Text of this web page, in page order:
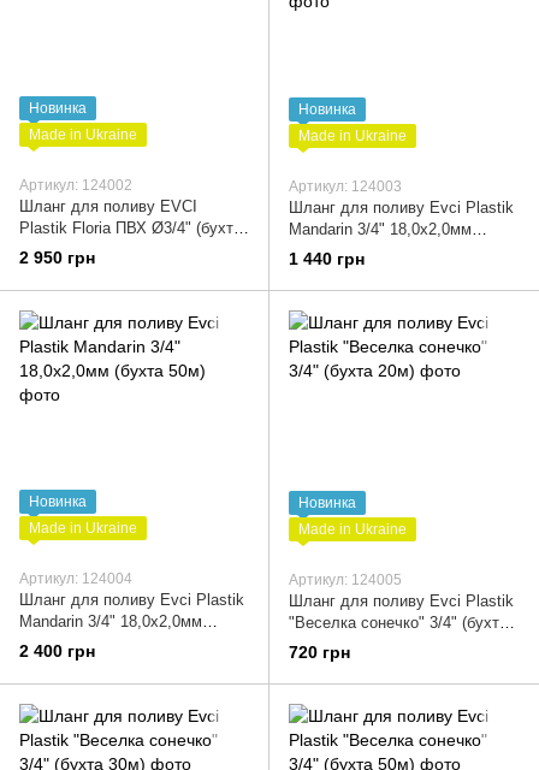
Новинка
Made in Ukraine
Артикул: 124002
Шланг для поливу EVCI
Plastik Floria ПВХ Ø3/4" (бухта
50м)
2 950 грн
Новинка
Made in Ukraine
Артикул: 124003
Шланг для поливу Evci Plastik
Mandarin 3/4" 18,0x2,0мм
(бухта 30м)
1 440 грн
Новинка
Made in Ukraine
Артикул: 124004
Шланг для поливу Evci Plastik
Mandarin 3/4" 18,0x2,0мм
(бухта 50м)
2 400 грн
Новинка
Made in Ukraine
Артикул: 124005
Шланг для поливу Evci Plastik
"Веселка сонечко" 3/4" (бухта
20м)
720 грн